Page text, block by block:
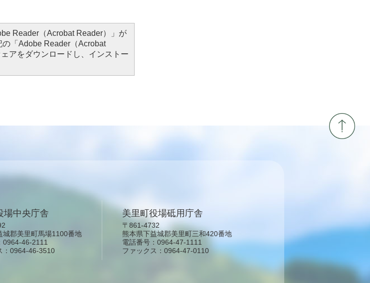
Reader（Acrobat Reader）」が
「Adobe Reader（Acrobat
アをダウンロードし、インストー
場中央庁舎
城郡美里町馬場1100番地
0964-46-2111
：0964-46-3510
美里町役場砥用庁舎
〒861-4732
熊本県下益城郡美里町三和420番地
電話番号：0964-47-1111
ファックス：0964-47-0110